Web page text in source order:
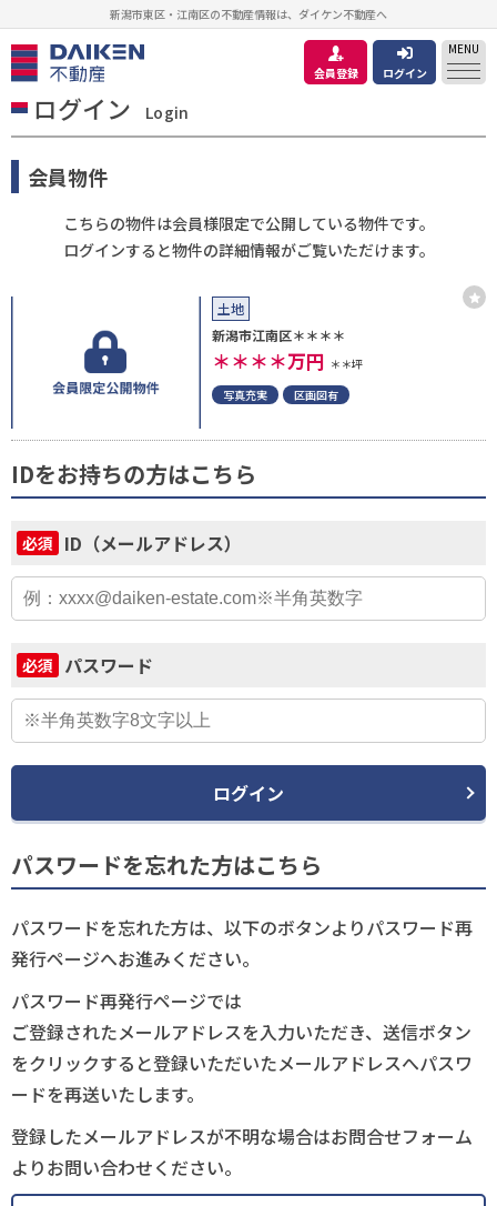
新潟市東区・江南区の不動産情報は、ダイケン不動産へ
会員登録 ログイン
MENU
ログイン Login
会員物件
こちらの物件は会員様限定で公開している物件です。
ログインすると物件の詳細情報がご覧いただけます。
土地
新潟市江南区＊＊＊＊
＊＊＊＊万円 ＊＊坪
写真充実
区画図有
IDをお持ちの方はこちら
必須 ID（メールアドレス）
必須 パスワード
ログイン
パスワードを忘れた方はこちら
パスワードを忘れた方は、以下のボタンよりパスワード再
発行ページへお進みください。
パスワード再発行ページでは
ご登録されたメールアドレスを入力いただき、送信ボタン
をクリックすると登録いただいたメールアドレスへパスワ
ードを再送いたします。
登録したメールアドレスが不明な場合はお問合せフォーム
よりお問い合わせください。